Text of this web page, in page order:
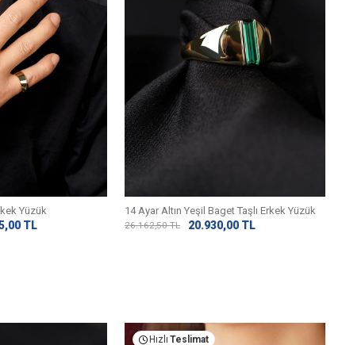
Yüzük
TL
14 Ayar Altın Yeşil Baget Taşlı Erkek Yüzük
26.162,50TL 20.930,00 TL
Hızlı Teslimat